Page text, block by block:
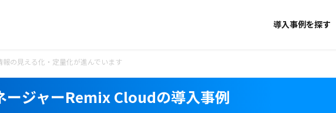
導入事例を探す
報の見える化・定量化が進んでいます
ージャーRemix Cloudの導入事例